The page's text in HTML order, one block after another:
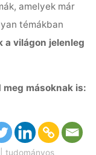
amelyek már
témákban
a világon jelenleg
meg másoknak is:
|tudományos